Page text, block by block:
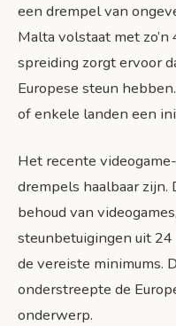
een drempel van
Malta volstaat met
spreiding zorgt ervoor
Europese steun
of enkele landen een
Het recente
drempels haalbaar
behoud van
steunbetuigingen uit
de vereiste minimums.
onderstreepte de
onderwerp.